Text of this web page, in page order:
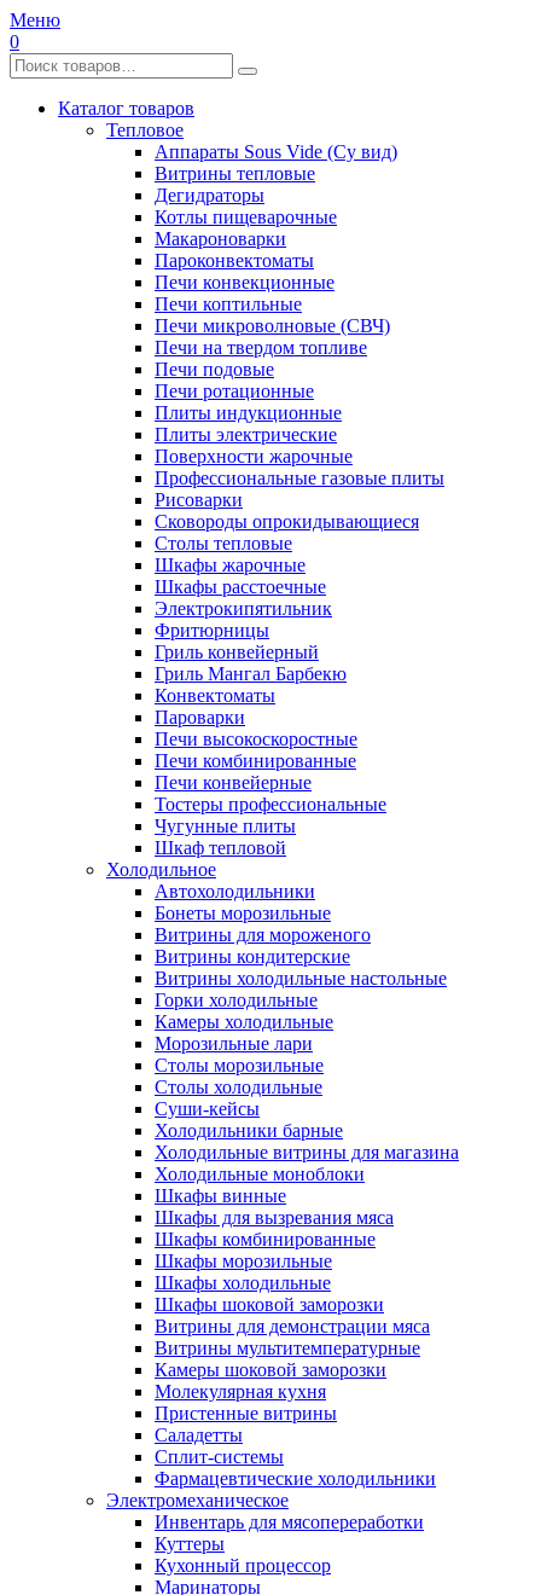
Меню
0
Каталог товаров
Тепловое
Аппараты Sous Vide (Су вид)
Витрины тепловые
Дегидраторы
Котлы пищеварочные
Макароноварки
Пароконвектоматы
Печи конвекционные
Печи коптильные
Печи микроволновые (СВЧ)
Печи на твердом топливе
Печи подовые
Печи ротационные
Плиты индукционные
Плиты электрические
Поверхности жарочные
Профессиональные газовые плиты
Рисоварки
Сковороды опрокидывающиеся
Столы тепловые
Шкафы жарочные
Шкафы расстоечные
Электрокипятильник
Фритюрницы
Гриль конвейерный
Гриль Мангал Барбекю
Конвектоматы
Пароварки
Печи высокоскоростные
Печи комбинированные
Печи конвейерные
Тостеры профессиональные
Чугунные плиты
Шкаф тепловой
Холодильное
Автохолодильники
Бонеты морозильные
Витрины для мороженого
Витрины кондитерские
Витрины холодильные настольные
Горки холодильные
Камеры холодильные
Морозильные лари
Столы морозильные
Столы холодильные
Суши-кейсы
Холодильники барные
Холодильные витрины для магазина
Холодильные моноблоки
Шкафы винные
Шкафы для вызревания мяса
Шкафы комбинированные
Шкафы морозильные
Шкафы холодильные
Шкафы шоковой заморозки
Витрины для демонстрации мяса
Витрины мультитемпературные
Камеры шоковой заморозки
Молекулярная кухня
Пристенные витрины
Саладетты
Сплит-системы
Фармацевтические холодильники
Электромеханическое
Инвентарь для мясопереработки
Куттеры
Кухонный процессор
Маринаторы